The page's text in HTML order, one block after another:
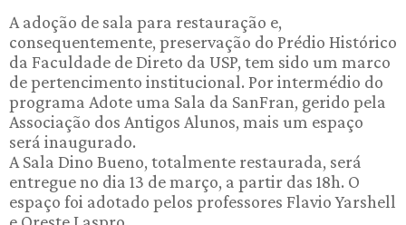
A adoção de sala para restauração e,
consequentemente, preservação do Prédio Histórico
da Faculdade de Direto da USP, tem sido um marco
de pertencimento institucional. Por intermédio do
programa Adote uma Sala da SanFran, gerido pela
Associação dos Antigos Alunos, mais um espaço
será inaugurado.
A Sala Dino Bueno, totalmente restaurada, será
entregue no dia 13 de março, a partir das 18h. O
espaço foi adotado pelos professores Flavio Yarshell